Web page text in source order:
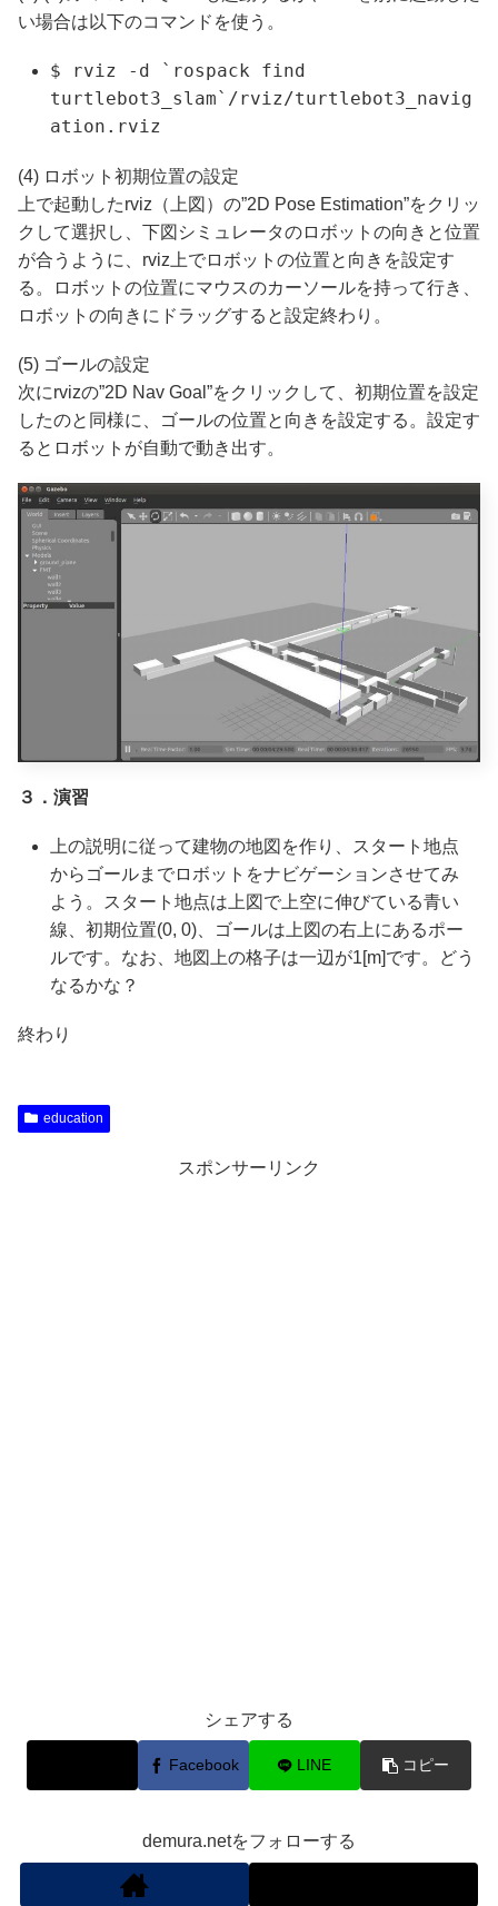
い場合は以下のコマンドを使う。
$ rviz -d ` rospack find
turtlebot3_slam ` /rviz/turtlebot3_navig
ation.rviz
(4) ロボット初期位置の設定
上で起動したrviz（上図）の”2D Pose Estimation”をクリッ
クして選択し、下図シミュレータのロボットの向きと位置
が合うように、rviz上でロボットの位置と向きを設定す
る。ロボットの位置にマウスのカーソールを持って行き、
ロボットの向きにドラッグすると設定終わり。
(5) ゴールの設定
次にrvizの”2D Nav Goal”をクリックして、初期位置を設定
したのと同様に、ゴールの位置と向きを設定する。設定す
るとロボットが自動で動き出す。
３．演習
上の説明に従って建物の地図を作り、スタート地点
からゴールまでロボットをナビゲーションさせてみ
よう。スタート地点は上図で上空に伸びている青い
線、初期位置(0, 0)、ゴールは上図の右上にあるポー
ルです。なお、地図上の格子は一辺が1[m]です。どう
なるかな？
終わり
education
スポンサーリンク
シェアする
Facebook LINE コピー
demura.netをフォローする